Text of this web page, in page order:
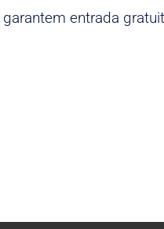
entrada